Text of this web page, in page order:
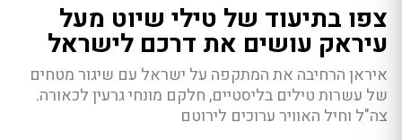
צפו בתיעוד של טילי שיוט מעל
עיראק עושים את דרכם לישראל
איראן הרחיבה את המתקפה על ישראל עם שיגור מטחים
של עשרות טילים בליסטיים, חלקם מונחי גרעין לכאורה.
צה"ל וחיל האוויר ערוכים לירוטם